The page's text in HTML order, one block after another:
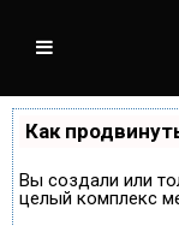
Как
Вы создали или
целый комплекс